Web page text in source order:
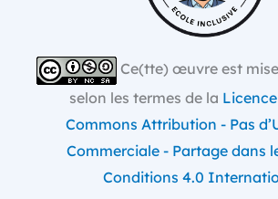
Ce(tte) œuvre est
selon les termes de la
Commons Attribution - Pas
Commerciale - Partage dans
Conditions 4.0